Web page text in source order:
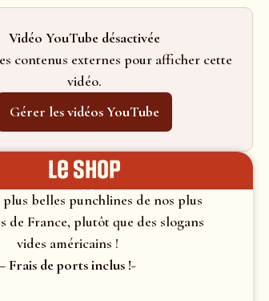
Vidéo YouTube désactivée
contenus externes pour afficher cette
vidéo.
Gérer les vidéos YouTube
le shop
belles punchlines de nos plus
de France, plutôt que des slogans
vides américains !
Frais de ports inclus !-